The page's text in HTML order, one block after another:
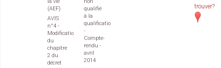
la vie
(AEF)
AVIS
n°4 -
Modification
du
chapitre
2 du
décret
non
qualifié
à la
qualification
-
Compte-
rendu -
avril
2014
trouver?